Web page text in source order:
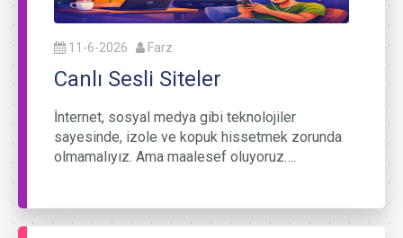
11-6-2026 Farz
Canlı Sesli Siteler
İnternet, sosyal medya gibi teknolojiler
sayesinde, izole ve kopuk hissetmek zorunda
olmamalıyız. Ama maalesef oluyoruz….